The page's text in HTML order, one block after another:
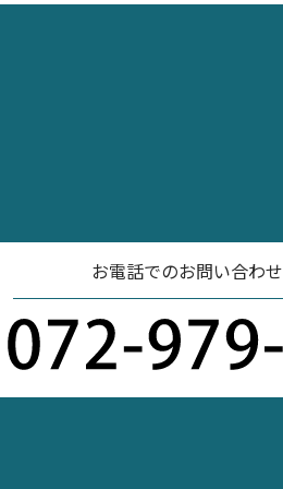
お電話でのお問い合わせ